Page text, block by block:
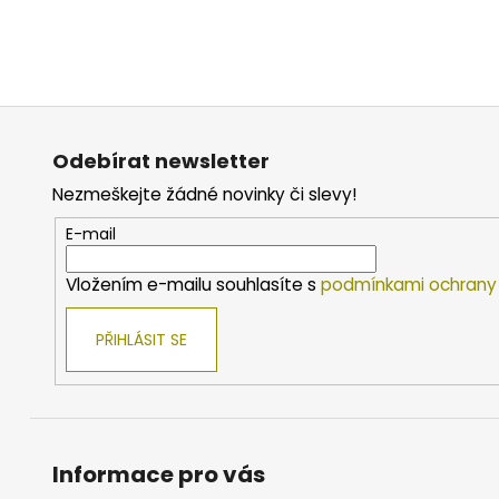
Odebírat newsletter
Nezmeškejte žádné novinky či slevy!
E-mail
Vložením e-mailu souhlasíte s podmínkami
PŘIHLÁSIT SE
Informace pro vás